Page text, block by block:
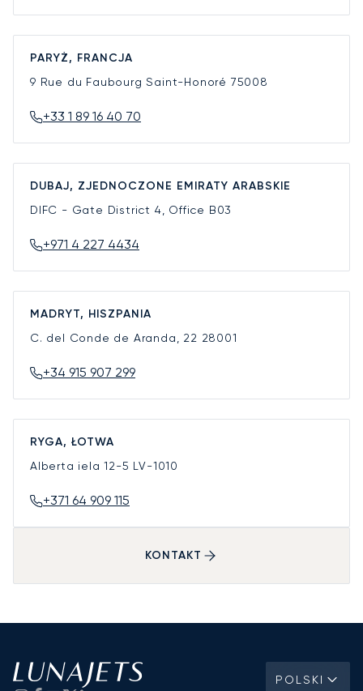
PARYŻ, FRANCJA
9 Rue du Faubourg Saint-Honoré 75008
+33 1 89 16 40 70
DUBAJ, ZJEDNOCZONE EMIRATY ARABSKIE
DIFC - Gate District 4, Office B03
+971 4 227 4434
MADRYT, HISZPANIA
C. del Conde de Aranda, 22 28001
+34 915 907 299
RYGA, ŁOTWA
Alberta iela 12-5 LV-1010
+371 64 909 115
KONTAKT
POLSKI